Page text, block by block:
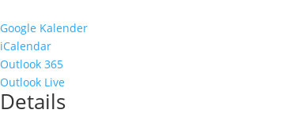
Google Kalender
iCalendar
Outlook 365
Outlook Live
Details